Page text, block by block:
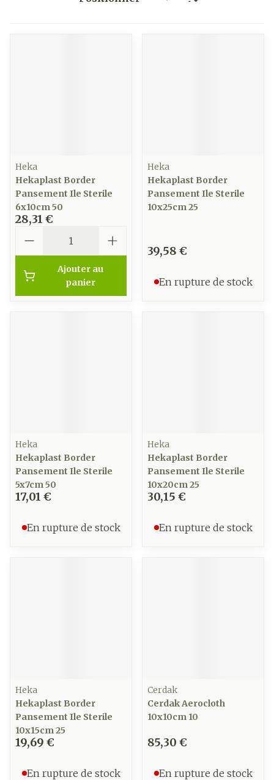
Trier par:
Heka
Hekaplast Border
Pansement Ile Sterile
6x10cm 50
28,31 €
Ajouter au
panier
Heka
Hekaplast Border
Pansement Ile Sterile
10x25cm 25
39,58 €
En rupture de stock
Heka
Hekaplast Border
Pansement Ile Sterile
5x7cm 50
17,01 €
En rupture de stock
Heka
Hekaplast Border
Pansement Ile Sterile
10x20cm 25
30,15 €
En rupture de stock
Heka
Hekaplast Border
Pansement Ile Sterile
10x15cm 25
19,69 €
En rupture de stock
Cerdak
Cerdak Aerocloth
10x10cm 10
85,30 €
En rupture de stock